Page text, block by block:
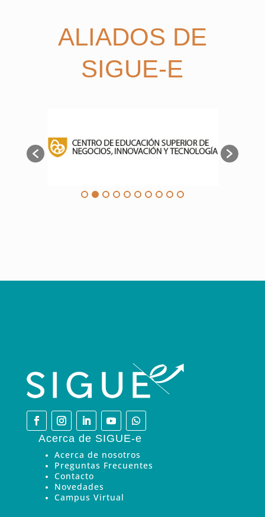
ALIADOS DE
SIGUE-E
Acerca de SIGUE-e
Acerca de nosotros
Preguntas Frecuentes
Contacto
Novedades
Campus Virtual